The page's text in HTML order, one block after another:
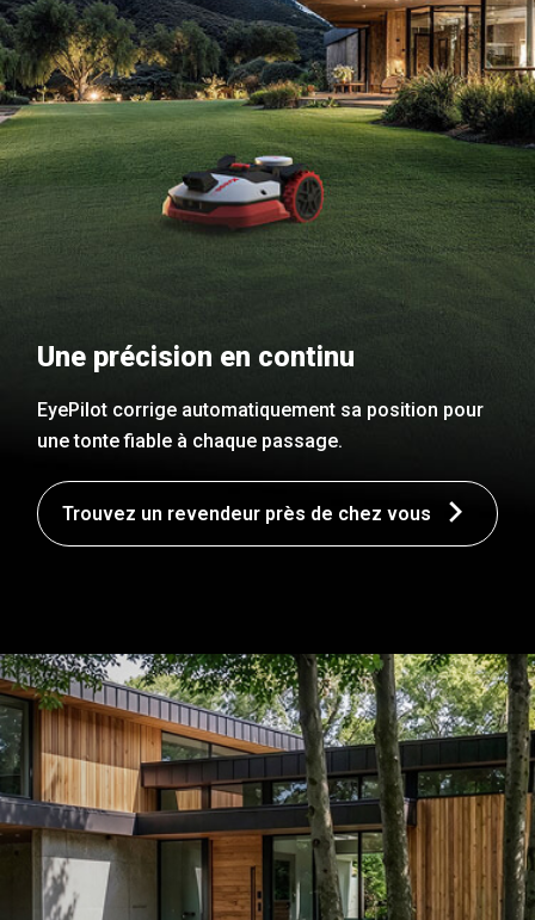
Une précision en continu
EyePilot corrige automatiquement sa position pour
une tonte fiable à chaque passage.
Trouvez un revendeur près de chez vous